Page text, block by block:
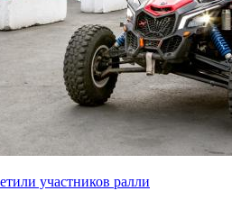
участников ралли